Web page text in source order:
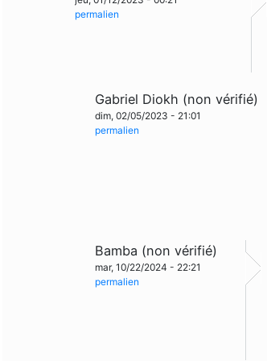
permalien
Gabriel Diokh (non vérifié)
dim, 02/05/2023 - 21:01
permalien
Bamba (non vérifié)
mar, 10/22/2024 - 22:21
permalien